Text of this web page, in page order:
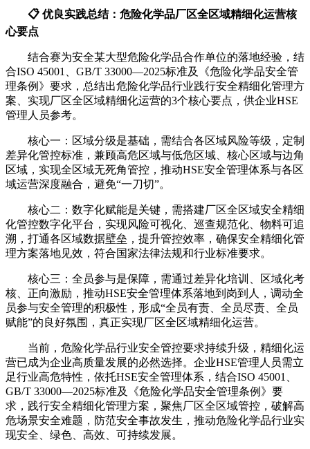
📋 优良实践总结：危险化学品厂区全区域精细化运营核
心要点
结合赛为安全某大型危险化学品合作单位的落地经验，结
合ISO 45001、GB/T 33000—2025标准及《危险化学品安全管
理条例》要求，总结出危险化学品行业践行安全精细化管理方
案、实现厂区全区域精细化运营的3个核心要点，供企业HSE
管理人员参考。
核心一：区域分级是基础，需结合各区域风险等级，定制
差异化管控标准，兼顾高危区域与低危区域、核心区域与边角
区域，实现全区域无死角管控，推动HSE安全管理体系与各区
域运营深度融合，避免“一刀切”。
核心二：数字化赋能是关键，需搭建厂区全区域安全精细
化管控数字化平台，实现风险可视化、巡查规范化、物料可追
溯，打通各区域数据壁垒，提升管控效率，确保安全精细化管
理方案落地见效，符合国家法律法规和行业标准要求。
核心三：全员参与是保障，需通过差异化培训、区域化考
核、正向激励，推动HSE安全管理体系落地到岗到人，调动全
员参与安全管理的积极性，形成“全员有责、全员尽责、全员
赋能”的良好氛围，真正实现厂区全区域精细化运营。
当前，危险化学品行业安全管控要求持续升级，精细化运
营已成为企业高质量发展的必然选择。企业HSE管理人员需立
足行业高危特性，依托HSE安全管理体系，结合ISO 45001、
GB/T 33000—2025标准及《危险化学品安全管理条例》要
求，践行安全精细化管理方案，聚焦厂区全区域管控，破解高
危场景安全难题，防范安全事故发生，推动危险化学品行业实
现安全、绿色、高效、可持续发展。